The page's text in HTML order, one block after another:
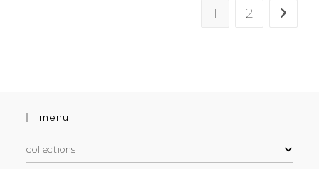
1 2
menu
collections